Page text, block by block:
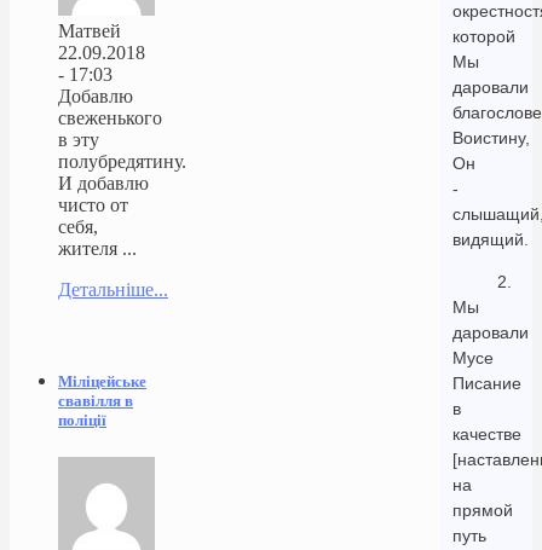
которой
Мы
даровали
Воистину,
Он
-
видящий.
2.
Мы
даровали
Мусе
Писание
в
качестве
на
прямой
путь
Матвей
22.09.2018
- 17:03
Добавлю
свеженького
в эту
полубредятину.
И добавлю
чисто от
себя,
жителя ...
Детальніше...
Міліцейське
свавілля в
поліції